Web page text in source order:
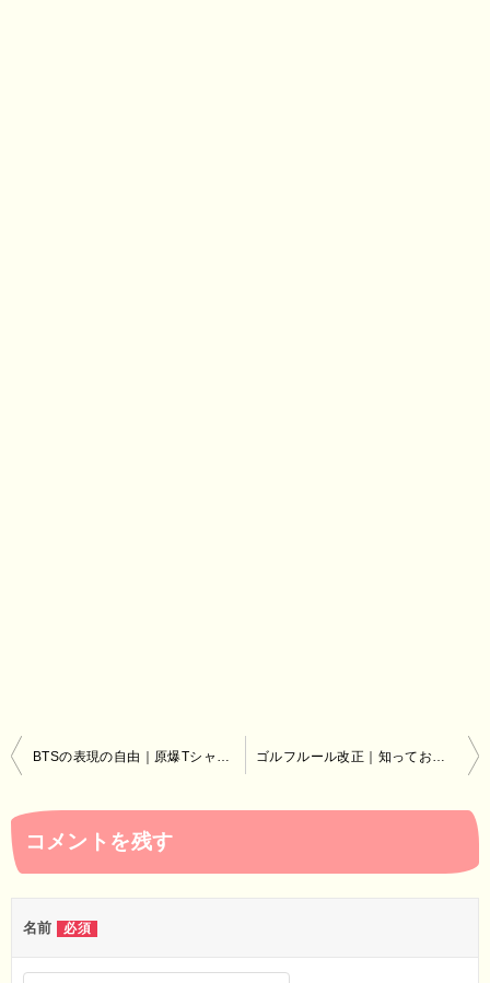
投
ナ
ビ
ー
BTSの表現の自由｜原爆Tシャツで出演全滅（防弾少年団） ゴルフルール改正｜知っておかないと事故する新規則
コメントを残す
名前 必須